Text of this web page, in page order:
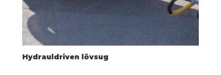
Hydrauldriven lövsug